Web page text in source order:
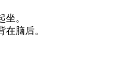
。
在脑后。